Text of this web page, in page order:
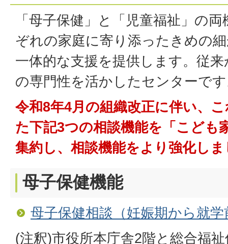
「母子保健」と「児童福祉」の
ぞれの家庭に寄り添ったきめの
一体的な支援を提供します。従
の専門性を活かしたセンターで
令和8年4月の組織改正に伴い、
た下記3つの相談機能を「こども
集約し、相談機能をより強化し
母子保健機能
母子保健相談（妊娠期から就
(注釈)市役所本庁舎2階と総合福